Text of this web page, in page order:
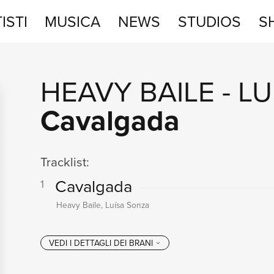
MUSICA NEWS STUDIOS
HEAVY BAILE -
Cavalgada
Tracklist:
1 Cavalgada
Heavy Baile, Luísa Sonza
SHOP